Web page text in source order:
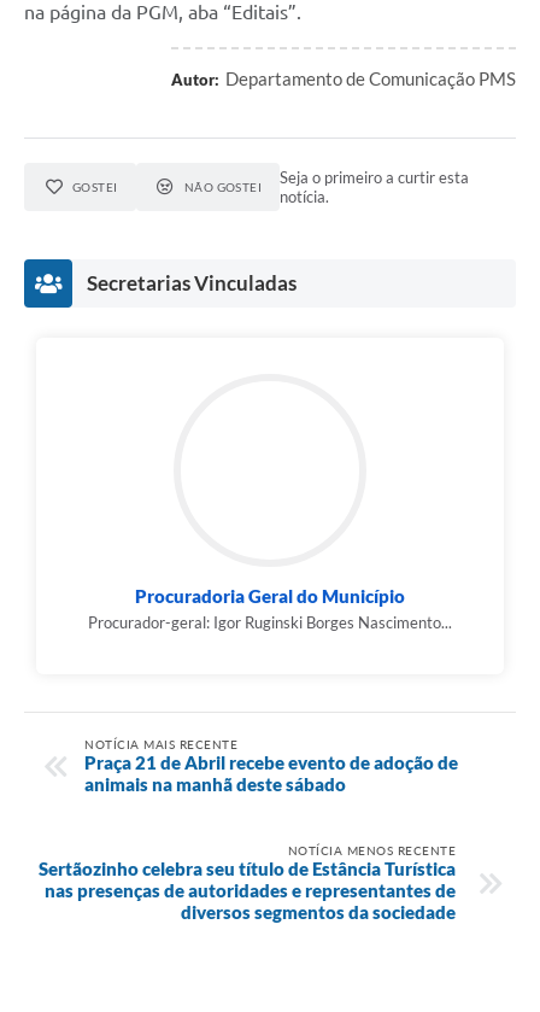
na página da PGM, aba “Editais”.
Autor: Departamento de Comunicação PMS
GOSTEI NÃO GOSTEI
Seja o primeiro a curtir esta
notícia.
Secretarias Vinculadas
Procuradoria Geral do Município
Procurador-geral: Igor Ruginski Borges Nascimento...
NOTÍCIA MAIS RECENTE
Praça 21 de Abril recebe evento de adoção de
animais na manhã deste sábado
NOTÍCIA MENOS RECENTE
Sertãozinho celebra seu título de Estância Turística
nas presenças de autoridades e representantes de
diversos segmentos da sociedade